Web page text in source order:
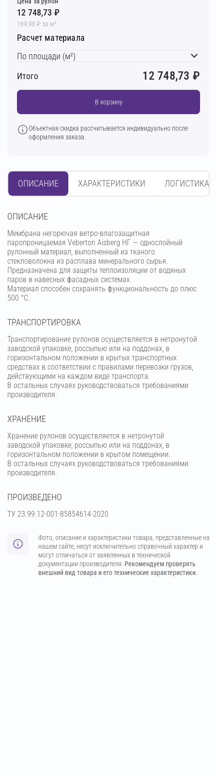
12 748,73 ₽
169,98 ₽ за м²
Расчет материала
По площади (м²)
Итого
12 748,73 ₽
В корзину
Объектная скидка рассчитывается индивидуально после
оформления заказа.
ОПИСАНИЕ ХАРАКТЕРИСТИКИ ЛОГИСТИКА
OПИСАНИЕ
Мембрана негорючая ветро-влагозащитная
паропроницаемая Veberton Aisberg НГ — однослойный
рулонный материал, выполненный из тканого
стекловолокна из расплава минерального сырья.
Предназначена для защиты теплоизоляции от водяных
паров в навесных фасадных системах.
Материал способен сохранять функциональность до плюс
500 °С.
ТРАНСПОРТИРОВКА
Транспортирование рулонов осуществляется в нетронутой
заводской упаковке, россыпью или на поддонах, в
горизонтальном положении в крытых транспортных
средствах в соответствии с правилами перевозки грузов,
действующими на каждом виде транспорта.
В остальных случаях руководствоваться требованиями
производителя.
ХРАНЕНИЕ
Хранение рулонов осуществляется в нетронутой
заводской упаковке, россыпью или на поддонах, в
горизонтальном положении в крытом помещении.
В остальных случаях руководствоваться требованиями
производителя.
ПРОИЗВЕДЕНО
ТУ 23.99.12-001-85854614-2020
Фото, описание и характеристики товара, представленные на
нашем сайте, несут исключительно справочный характер и
могут отличаться от заявленных в технической
документации производителя. Рекомендуем проверять
внешний вид товара и его технические характеристики.